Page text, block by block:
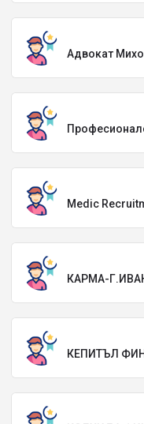
Адвокат
Medic
КАРМА-
КЕПИТЪЛ